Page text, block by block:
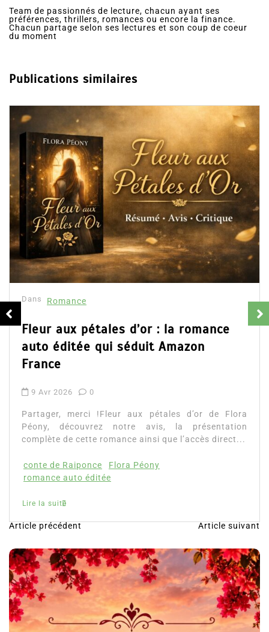
Team de passionnés de lecture, chacun ayant ses
préférences, thrillers, romances ou encore la finance.
Chacun partage selon ses lectures et son coup de coeur
du moment
Publications similaires
Dans Romance
Collector Dear You (Intégrale) –
résumé et avis
16 Fév 2025 0
Partager, merci !Collector Dear You (Intégrale)
ainsi que l’accès direct au livre. Partager,...
N
v
i
g
a
Article précédent Article suivant